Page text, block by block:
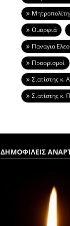
Ομορφιά
Παναγια
Προορισμοί
Σιατίστης κ.
Σιατίστης κ.
ΔΗΜΟΦΙΛΕΙΣ